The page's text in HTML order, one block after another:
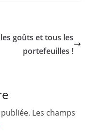
goûts et tous les
portefeuilles !
Les champs